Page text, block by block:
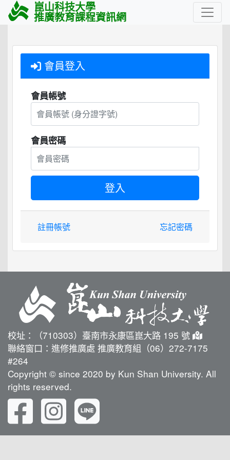
崑山科技大學
推廣教育課程資訊網
會員登入
會員帳號
會員密碼
註冊帳號 忘記密碼
校址：（710303）臺南市永康區崑大路 195 號
聯絡窗口：進修推廣處 推廣教育組（06）272-7175
#264
Copyright © since 2020 by Kun Shan University. All
rights reserved.